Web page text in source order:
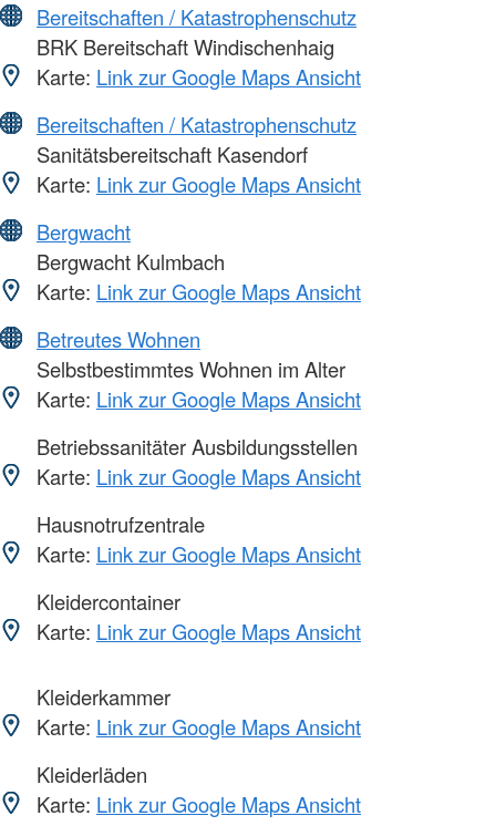
Bereitschaften / Katastrophenschutz
BRK Bereitschaft Windischenhaig
Karte: Link zur Google Maps Ansicht
Bereitschaften / Katastrophenschutz
Sanitätsbereitschaft Kasendorf
Karte: Link zur Google Maps Ansicht
Bergwacht
Bergwacht Kulmbach
Karte: Link zur Google Maps Ansicht
Betreutes Wohnen
Selbstbestimmtes Wohnen im Alter
Karte: Link zur Google Maps Ansicht
Betriebssanitäter Ausbildungsstellen
Karte: Link zur Google Maps Ansicht
Hausnotrufzentrale
Karte: Link zur Google Maps Ansicht
Kleidercontainer
Karte: Link zur Google Maps Ansicht
Kleiderkammer
Karte: Link zur Google Maps Ansicht
Kleiderläden
Karte: Link zur Google Maps Ansicht